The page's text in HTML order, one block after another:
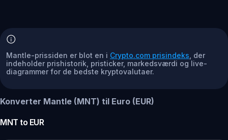
Mantle-prissiden er blot en i Crypto.com prisindeks , der
indeholder prishistorik, pristicker, markedsværdi og live-
diagrammer for de bedste kryptovalutaer.
Konverter Mantle (MNT) til Euro (EUR)
MNT to EUR